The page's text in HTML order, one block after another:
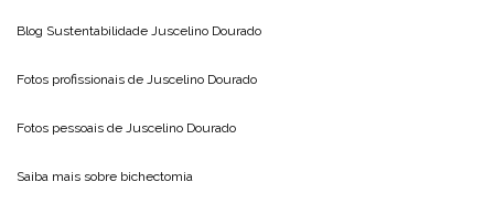
Blog Sustentabilidade Juscelino Dourado
Fotos profissionais de Juscelino Dourado
Fotos pessoais de Juscelino Dourado
Saiba mais sobre bichectomia